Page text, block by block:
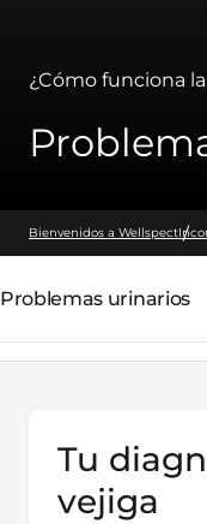
¿Cómo funciona
Bienvenidos a Wellspect
Problemas urinarios
Tu
vejiga